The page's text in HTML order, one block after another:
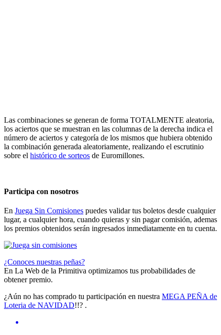
Las combinaciones se generan de forma TOTALMENTE aleatoria,
los aciertos que se muestran en las columnas de la derecha indica el
número de aciertos y categoría de los mismos que hubiera obtenido
la combinación generada aleatoriamente, realizando el escrutinio
sobre el histórico de sorteos de Euromillones.
Participa con nosotros
En Juega Sin Comisiones puedes validar tus boletos desde cualquier
lugar, a cualquier hora, cuando quieras y sin pagar comisión, ademas
los premios obtenidos serán ingresados inmediatamente en tu cuenta.
¿Conoces nuestras peñas?
En La Web de la Primitiva optimizamos tus probabilidades de
obtener premio.
¿Aún no has comprado tu participación en nuestra MEGA PEÑA de
Loteria de NAVIDAD!!? .